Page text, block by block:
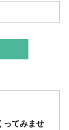
ってみませ